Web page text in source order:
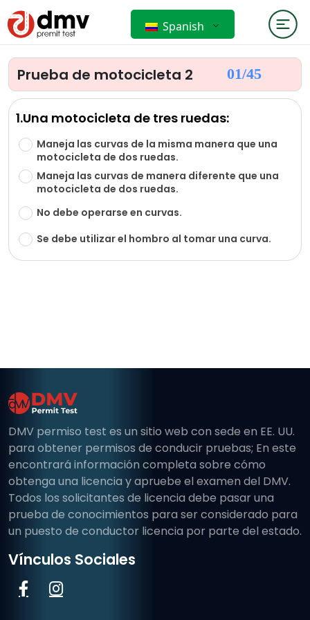
Spanish
Prueba de motocicleta 2 01/45
1.Una motocicleta de tres ruedas:
Maneja las curvas de la misma manera que una
motocicleta de dos ruedas.
Maneja las curvas de manera diferente que una
motocicleta de dos ruedas.
No debe operarse en curvas.
Se debe utilizar el hombro al tomar una curva.
DMV permiso test es un sitio web con sede en EE. UU.
para obtener permisos de conducir pruebas; En este
encontrará información completa sobre cómo
obtenga una licencia y apruebe el examen del DMV.
Todos los solicitantes de licencia debe pasar una
prueba de conocimientos para ser considerado para
un puesto de conductor licencia por parte del estado.
Vínculos Sociales